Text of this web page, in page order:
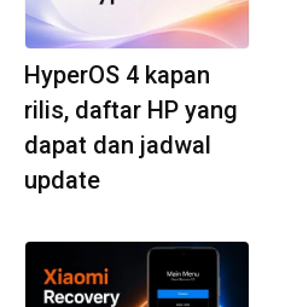
HyperOS 4 kapan
rilis, daftar HP yang
dapat dan jadwal
update